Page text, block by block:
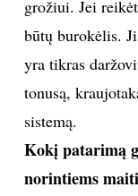
Manau, kad
valgyti kuo
maisto
vaivorykštė“.
spalvų vaisių ir
spalvos.
reikiamus